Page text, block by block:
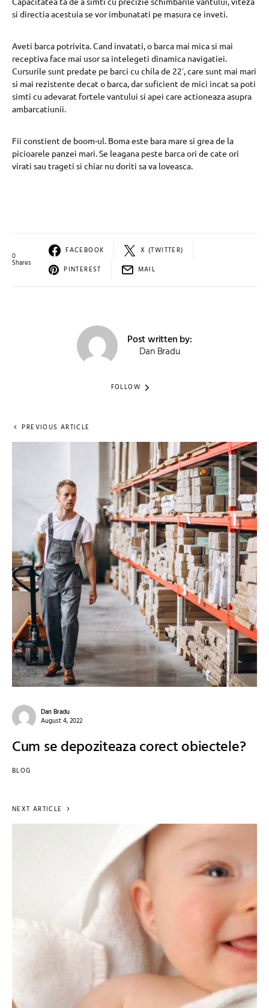
si directia acestuia se vor imbunatati pe masura ce inveti.
Aveti barca potrivita. Cand invatati, o barca mai mica si mai
receptiva face mai usor sa intelegeti dinamica navigatiei.
Cursurile sunt predate pe barci cu chila de 22′, care sunt mai mari
si mai rezistente decat o barca, dar suficient de mici incat sa poti
simti cu adevarat fortele vantului si apei care actioneaza asupra
ambarcatiunii.
Fii constient de boom-ul. Boma este bara mare si grea de la
picioarele panzei mari. Se leagana peste barca ori de cate ori
virati sau trageti si chiar nu doriti sa va loveasca.
0
Shares
FACEBOOK
X (TWITTER)
PINTEREST
MAIL
Post written by:
Dan Bradu
FOLLOW
PREVIOUS ARTICLE
Dan Bradu
August 4, 2022
Cum se depoziteaza corect obiectele?
BLOG
NEXT ARTICLE